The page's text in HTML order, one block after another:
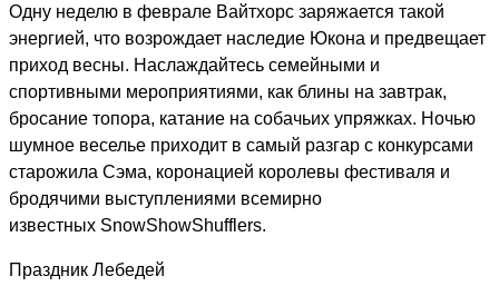
Одну неделю в феврале Вайтхорс заряжается такой
энергией, что возрождает наследие Юкона и предвещает
приход весны. Наслаждайтесь семейными и
спортивными мероприятиями, как блины на завтрак,
бросание топора, катание на собачьих упряжках. Ночью
шумное веселье приходит в самый разгар с конкурсами
старожила Сэма, коронацией королевы фестиваля и
бродячими выступлениями всемирно
известных SnowShowShufflers.
Праздник Лебедей